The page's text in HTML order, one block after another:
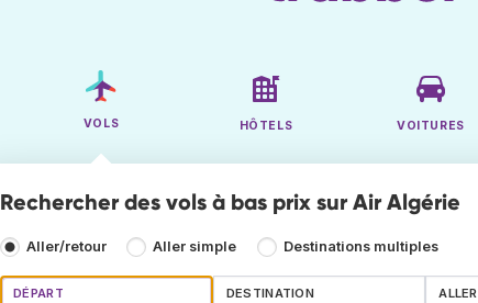
VOLS HÔTELS VOITURES
Rechercher des vols à bas prix sur Air Algérie
Aller/retour Aller simple Destinations multiples
DÉPART DESTINATION ALLER